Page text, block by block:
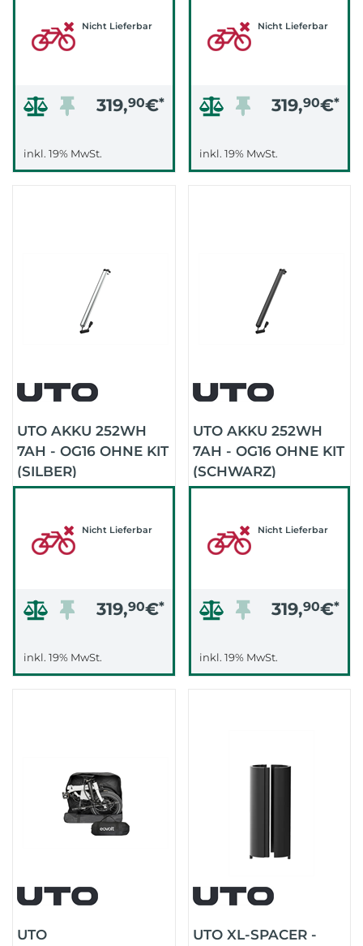
Nicht Lieferbar
319,90€*
inkl. 19% MwSt.
Nicht Lieferbar
319,90€*
inkl. 19% MwSt.
UTO AKKU 252WH
7AH - OG16 OHNE KIT
(SILBER)
Nicht Lieferbar
319,90€*
inkl. 19% MwSt.
UTO AKKU 252WH
7AH - OG16 OHNE KIT
(SCHWARZ)
Nicht Lieferbar
319,90€*
inkl. 19% MwSt.
UTO
UTO XL-SPACER -